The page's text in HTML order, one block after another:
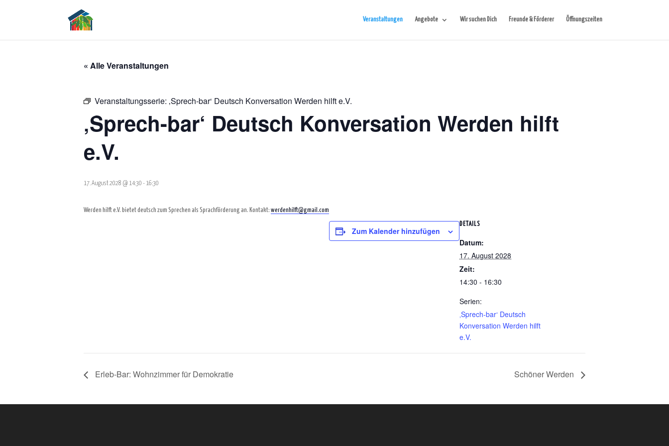
Veranstaltungen Angebote Wir suchen Dich Freunde & Förderer Öffnungszeiten
« Alle Veranstaltungen
Veranstaltungsserie: ‚Sprech-bar‘ Deutsch Konversation Werden hilft e.V.
‚Sprech-bar‘ Deutsch Konversation Werden hilft
e.V.
17. August 2028 @ 14:30 - 16:30
Werden hilft e.V. bietet deutsch zum Sprechen als Sprachförderung an. Kontakt: werdenhilft@gmail.com
Zum Kalender hinzufügen
DETAILS
Datum:
17. August 2028
Zeit:
14:30 - 16:30
Serien:
‚Sprech-bar‘ Deutsch
Konversation Werden hilft
e.V.
Erleb-Bar: Wohnzimmer für Demokratie Schöner Werden